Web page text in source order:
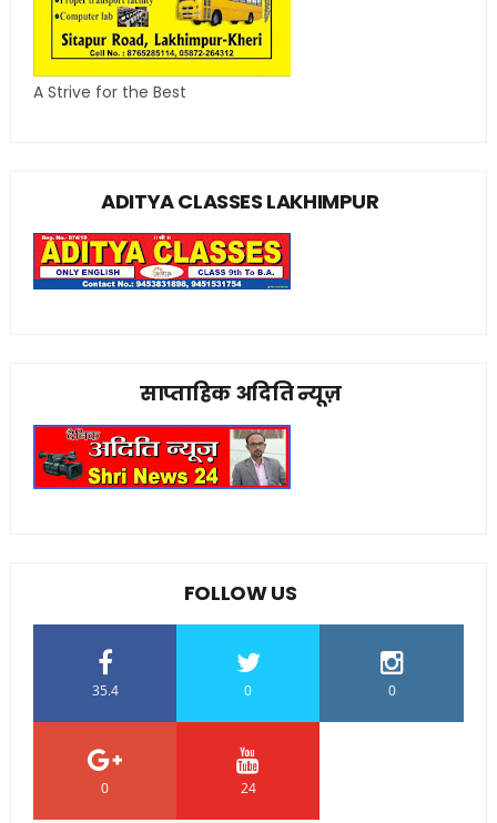
A Strive for the Best
ADITYA CLASSES LAKHIMPUR
साप्ताहिक अदिति न्यूज़
FOLLOW US
35.4 0 0
0 24